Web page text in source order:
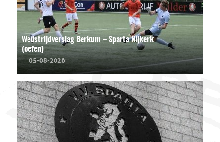
Wedstrijdverslag Berkum – Sparta Nijkerk
(oefen)
05-08-2026